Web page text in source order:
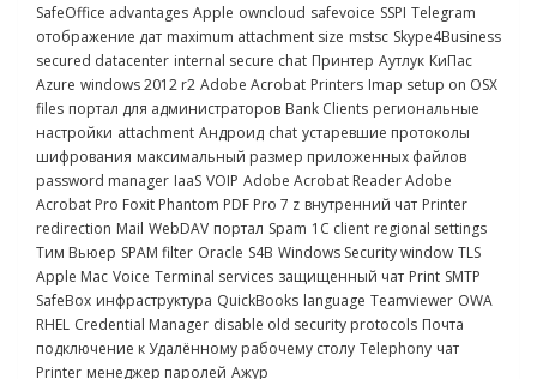
SafeOffice advantages Apple owncloud safevoice SSPI Telegram
отображение дат maximum attachment size mstsc Skype4Business
secured datacenter internal secure chat Принтер Аутлук КиПас
Azure windows 2012 r2 Adobe Acrobat Printers Imap setup on OSX
files портал для администраторов Bank Clients региональные
настройки attachment Андроид chat устаревшие протоколы
шифрования максимальный размер приложенных файлов
password manager IaaS VOIP Adobe Acrobat Reader Adobe
Acrobat Pro Foxit Phantom PDF Pro 7 z внутренний чат Printer
redirection Mail WebDAV портал Spam 1C client regional settings
Тим Вьюер SPAM filter Oracle S4B Windows Security window TLS
Apple Mac Voice Terminal services защищенный чат Print SMTP
SafeBox инфраструктура QuickBooks language Teamviewer OWA
RHEL Credential Manager disable old security protocols Почта
подключение к Удалённому рабочему столу Telephony чат
Printer менеджер паролей Ажур